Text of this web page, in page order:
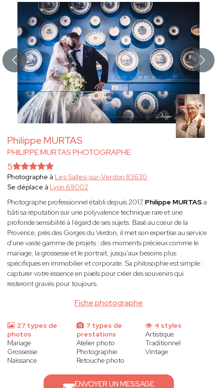
Philippe MURTAS
PHILIPPE MURTAS PHOTOGRAPHE
Fiche photographe
5
Photographe à Les Salles-sur-Verdon 83630
Se déplace à Lyon 69002
Photographe professionnel établi depuis 2017, Philippe MURTAS a
bâti sa réputation sur une polyvalence technique rare et une
profonde sensibilité à l’égard de ses sujets. Basé au cœur de la
Provence, près des Gorges du Verdon, il met son expertise au service
d'une vaste gamme de projets : des moments précieux comme le
mariage, la grossesse et le portrait, jusqu'aux besoins plus
spécifiques en immobilier et corporate. Sa philosophie est simple :
capturer votre essence en pixels pour créer des souvenirs qui
resteront gravés pour toujours.
27 types de
photos
Mariage
Grossesse
Naissance
7 types de
prestations
Atelier photo
Photographie
Retouche photo
4 styles
Artistique
Traditionnel
Vintage
ENVOYER UN MESSAGE